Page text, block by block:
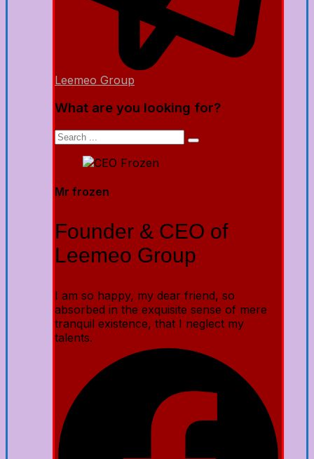
Leemeo Group
What are you looking for?
Mr frozen
Founder & CEO of
Leemeo Group
I am so happy, my dear friend, so
absorbed in the exquisite sense of mere
tranquil existence, that I neglect my
talents.